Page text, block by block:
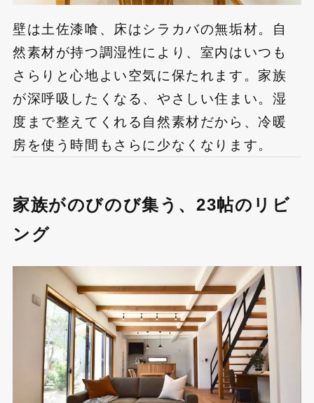
壁は土佐漆喰、床はシラカバの無垢材。自
然素材が持つ調湿性により、室内はいつも
さらりと心地よい空気に保たれます。家族
が深呼吸したくなる、やさしい住まい。湿
度まで整えてくれる自然素材だから、冷暖
房を使う時間もさらに少なくなります。
家族がのびのび集う、23帖のリビ
ング